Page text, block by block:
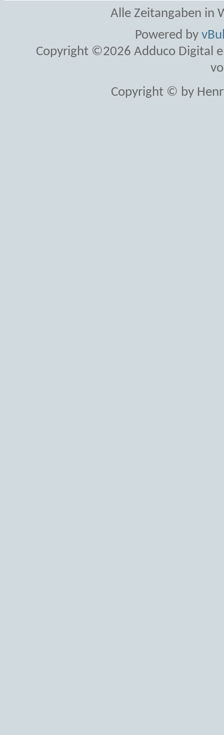
Alle Zeitangaben in
Powered by
Copyright ©2026 Adduco Digital
Copyright © by